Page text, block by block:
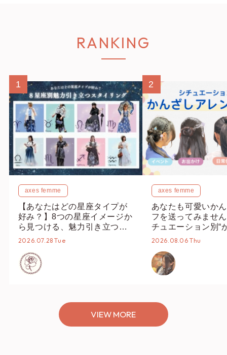
RANKING
1
axes femme
【あなたはどの星座タイプが
好み？】8つの星座イメージか
ら見つける、魅力引き立つス
タイリング♡
2026.07.28 Tue
2
axes femme
あなたも可愛いか
フを送ってみませ
チュエーション別“
オススメ【ショッ
2026.08.06 Thu
VIEW MORE